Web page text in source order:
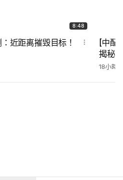
8:48
近距离摧毁目标！
[中配
揭秘
18小時